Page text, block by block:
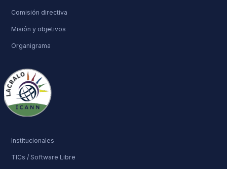
Comisión directiva
Misión y objetivos
Organigrama
Institucionales
TICs / Software Libre